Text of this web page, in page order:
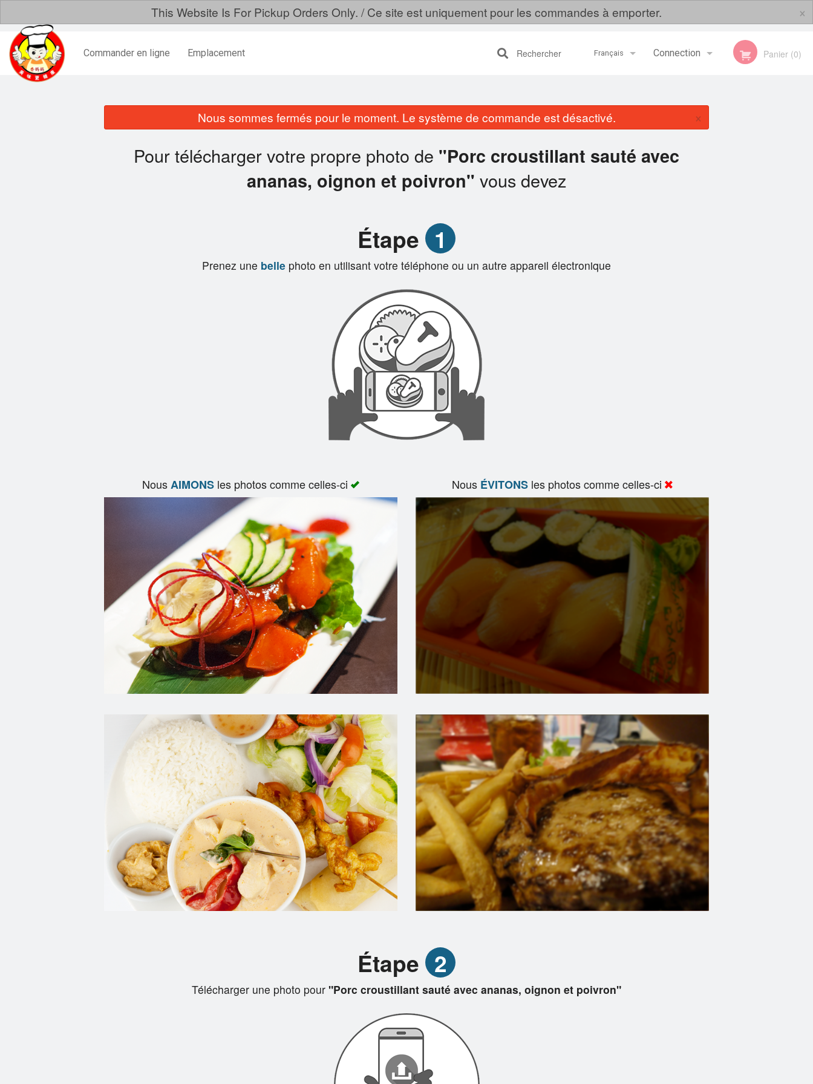
This Website Is For Pickup Orders Only. / Ce site est uniquement pour les commandes à emporter. ×
Commander en ligne Emplacement Français Connection Panier (0)
Rechercher
Nous sommes fermés pour le moment. Le système de commande est désactivé. ×
Pour télécharger votre propre photo de "Porc croustillant sauté avec
ananas, oignon et poivron" vous devez
Étape 1
Prenez une belle photo en utilisant votre téléphone ou un autre appareil électronique
NousAIMONS les photos comme celles-ci Nous ÉVITONS les photos comme celles-ci
Étape 2
Télécharger une photo pour "Porc croustillant sauté avec ananas, oignon et poivron"